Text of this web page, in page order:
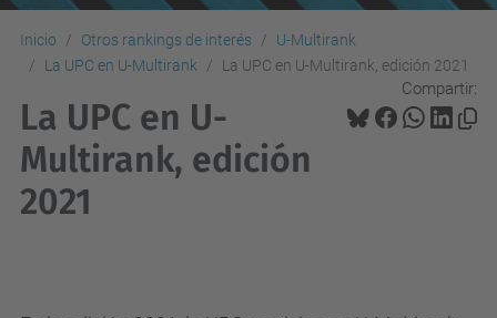
Inicio Otros rankings de interés
U-Multirank
La UPC en U-Multirank
La UPC en U-Multirank, edición 2021
Compartir:
La UPC en U-
Multirank, edición
2021